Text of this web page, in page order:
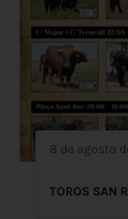
8 de agosto
TOROS SAN